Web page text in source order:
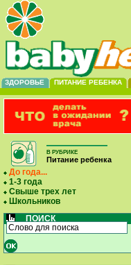
ЗДОРОВЬЕ ПИТАНИЕ РЕБЕНКА
В РУБРИКЕ
Питание ребенка
До года...
1-3 года
Свыше трех лет
Школьников
ПОИСК